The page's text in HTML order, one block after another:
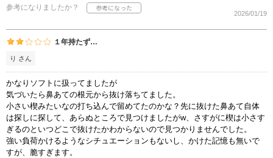
参考になりましたか？
2026/01/19
１年持たず…
り さん
かなりソフトに扱ってましたが
気づいたら鼻あての根元から抜け落ちてました。
小さい楔みたいなの打ち込んで留めてたのかな？先に抜けた鼻あて自体
は探しに探して、あらぬところで見つけましたがw、さすがに楔は小さす
ぎるのといつどこで抜けたかわからないので見つかりませんでした。
強い負荷かけるようなシチュエーションもないし、かけた記憶も無いで
すが、脆すぎます。